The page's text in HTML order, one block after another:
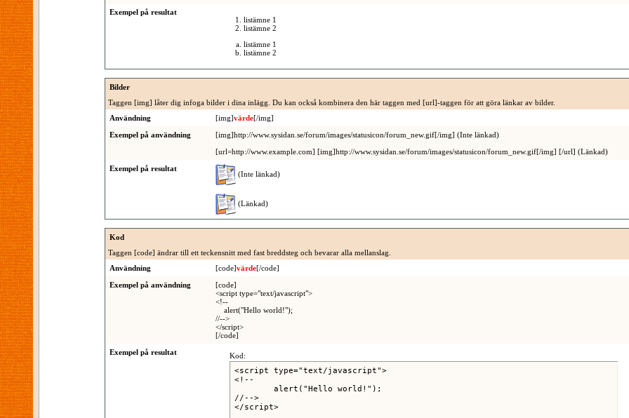
Exempel på resultat
listämne 1
listämne 2
listämne 1
listämne 2
Bilder
Taggen [img] låter dig infoga bilder i dina inlägg. Du kan också kombinera den här taggen med [url]-taggen för att göra länkar av bilder.
Användning
[img]värde[/img]
Exempel på användning
[img]http://www.sysidan.se/forum/images/statusicon/forum_new.gif[/img] (Inte länkad)
[url=http://www.example.com] [img]http://www.sysidan.se/forum/images/statusicon/forum_new.gif[/img] [/url] (Länkad)
Exempel på resultat
(Inte länkad)
(Länkad)
Kod
Taggen [code] ändrar till ett teckensnitt med fast breddsteg och bevarar alla mellanslag.
Användning
[code]värde[/code]
Exempel på användning
[code]
<script type="text/javascript">
<!--
alert("Hello world!");
//-->
</script>
[/code]
Exempel på resultat
Kod:
<script type="text/javascript">
<!--
//-->
</script>